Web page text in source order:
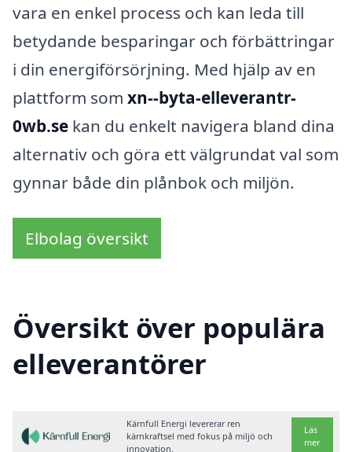
vara en enkel process och kan leda till
betydande besparingar och förbättringar
i din energiförsörjning. Med hjälp av en
plattform som xn--byta-elleverantr-
0wb.se kan du enkelt navigera bland dina
alternativ och göra ett välgrundat val som
gynnar både din plånbok och miljön.
Elbolag översikt
Översikt över populära
elleverantörer
Kärnfull Energi levererar ren
kärnkraftsel med fokus på miljö och
innovation.
Läs
mer